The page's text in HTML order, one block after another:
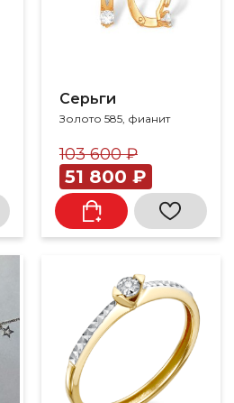
Серьги
Золото 585, фианит
103 600 ₽
51 800 ₽